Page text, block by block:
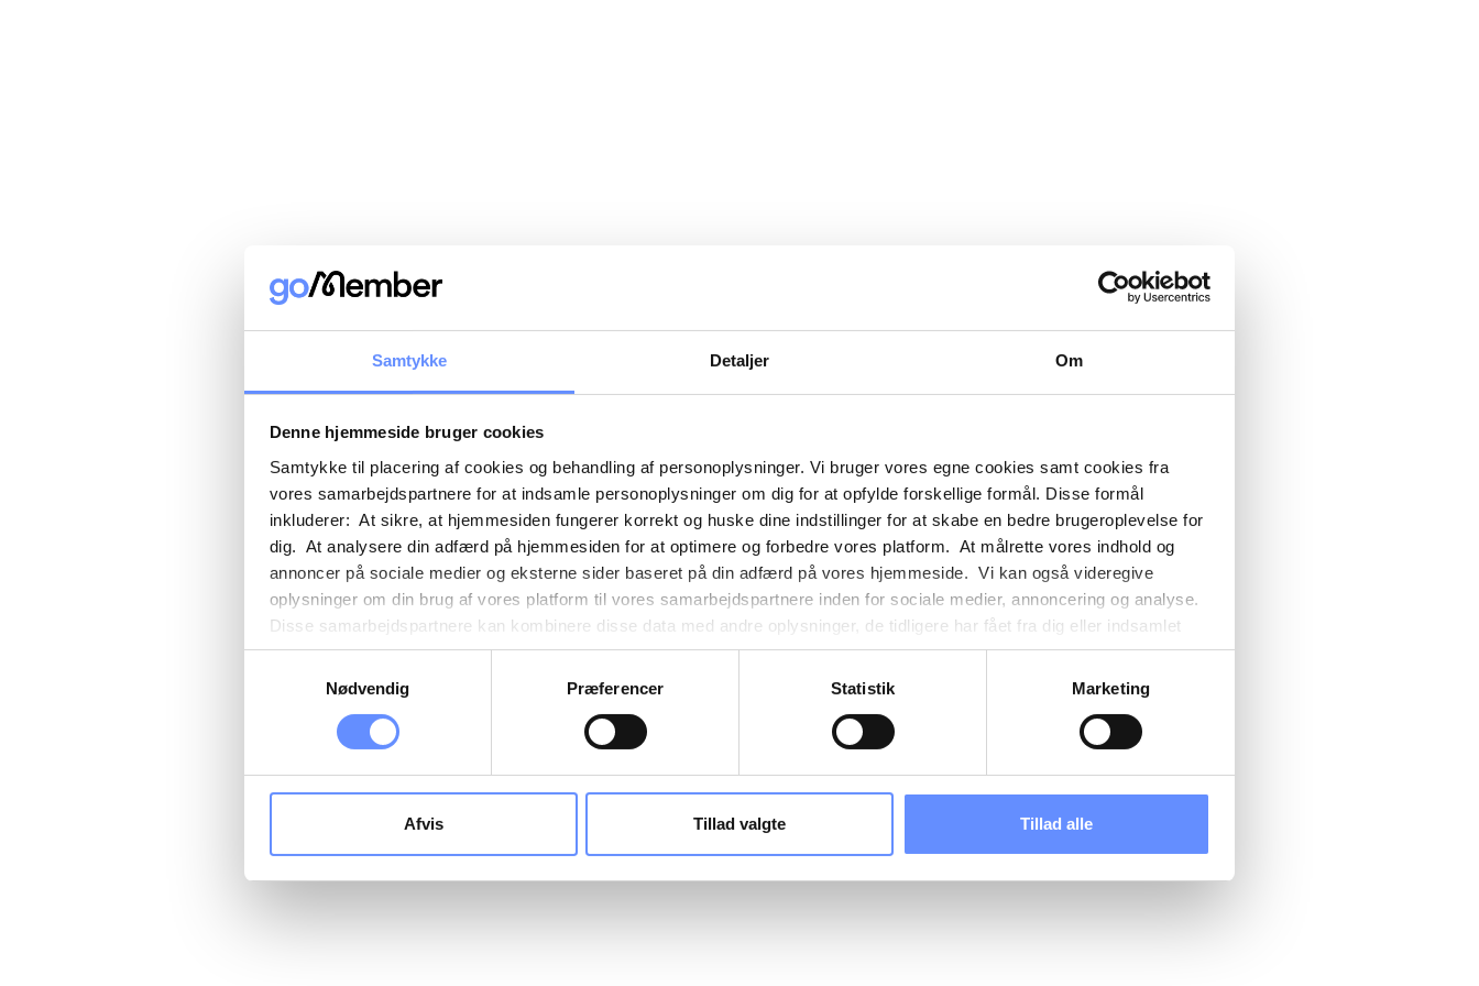
Samtykke Detaljer Om
Denne hjemmeside bruger cookies
Samtykke til placering af cookies og behandling af personoplysninger. Vi bruger vores egne cookies samt cookies fra
vores samarbejdspartnere for at indsamle personoplysninger om dig for at opfylde forskellige formål. Disse formål
inkluderer: At sikre, at hjemmesiden fungerer korrekt og huske dine indstillinger for at skabe en bedre brugeroplevelse for
dig. At analysere din adfærd på hjemmesiden for at optimere og forbedre vores platform. At målrette vores indhold og
annoncer på sociale medier og eksterne sider baseret på din adfærd på vores hjemmeside. Vi kan også videregive
oplysninger om din brug af vores platform til vores samarbejdspartnere inden for sociale medier, annoncering og analyse.
Disse samarbejdspartnere kan kombinere disse data med andre oplysninger, de tidligere har fået fra dig eller indsamlet
gennem din brug af deres tjenester. Det skal bemærkes, at nogle af vores samarbejdspartnere kan være placeret i usikre
tredjelande, herunder USA. Under detaljer finder du yderligere information om formålene med cookies, overordnede
cookie opbevares. Du bestemmer selv, hvilke formål vores hjemmeside må anvende cookies til og dermed behandle
Nødvendig
Præferencer Statistik Marketing
Afvis Tillad valgte Tillad alle